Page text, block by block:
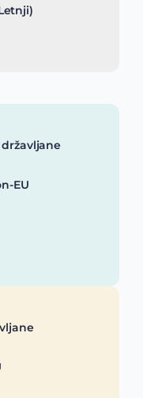
državljane
EU